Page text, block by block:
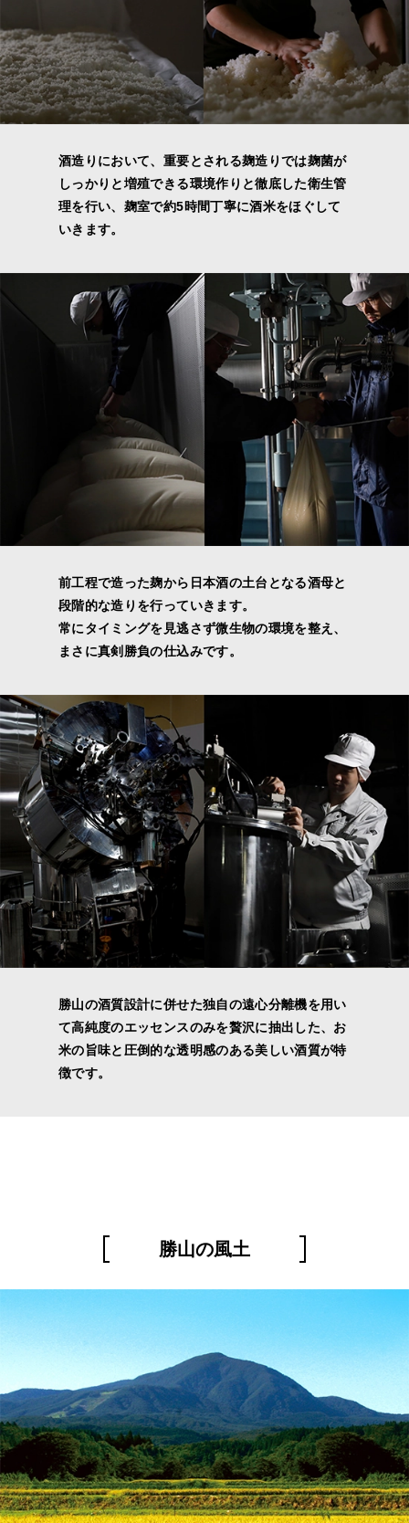
酒造りにおいて、重要とされる麹造りでは麹菌が
しっかりと増殖できる環境作りと徹底した衛生管
理を行い、麹室で約5時間丁寧に酒米をほぐして
いきます。
前工程で造った麹から日本酒の土台となる酒母と
段階的な造りを行っていきます。
常にタイミングを見逃さず微生物の環境を整え、
まさに真剣勝負の仕込みです。
勝山の酒質設計に併せた独自の遠心分離機を用い
て高純度のエッセンスのみを贅沢に抽出した、お
米の旨味と圧倒的な透明感のある美しい酒質が特
徴です。
勝山の風土